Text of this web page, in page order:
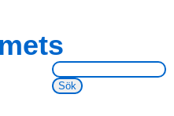
Sök på webbsidan: